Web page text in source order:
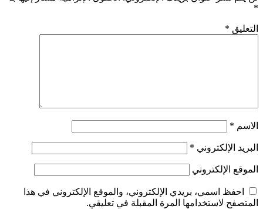
*
التعليق *
الاسم *
البريد الإلكتروني *
الموقع الإلكتروني
احفظ اسمي، بريدي الإلكتروني، والموقع الإلكتروني في هذا
المتصفح لاستخدامها المرة المقبلة في تعليقي.